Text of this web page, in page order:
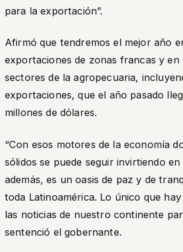
para la exportación”.
Afirmó que tendremos el mejor año
exportaciones de zonas francas y en
sectores de la agropecuaria,
exportaciones, que el año pasado
millones de dólares.
“Con esos motores de la economía
sólidos se puede seguir invirtiendo en
además, es un oasis de paz y de
toda Latinoamérica. Lo único que
las noticias de nuestro continente
sentenció el gobernante.